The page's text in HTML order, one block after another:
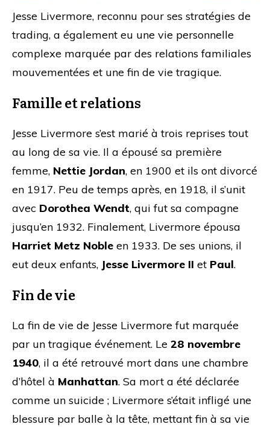
Jesse Livermore, reconnu pour ses stratégies de
trading, a également eu une vie personnelle
complexe marquée par des relations familiales
mouvementées et une fin de vie tragique.
Famille et relations
Jesse Livermore s’est marié à trois reprises tout
au long de sa vie. Il a épousé sa première
femme, Nettie Jordan, en 1900 et ils ont divorcé
en 1917. Peu de temps après, en 1918, il s’unit
avec Dorothea Wendt, qui fut sa compagne
jusqu’en 1932. Finalement, Livermore épousa
Harriet Metz Noble en 1933. De ses unions, il
eut deux enfants, Jesse Livermore II et Paul.
Fin de vie
La fin de vie de Jesse Livermore fut marquée
par un tragique événement. Le 28 novembre
1940, il a été retrouvé mort dans une chambre
d’hôtel à Manhattan. Sa mort a été déclarée
comme un suicide ; Livermore s’était infligé une
blessure par balle à la tête, mettant fin à sa vie